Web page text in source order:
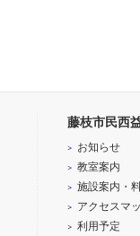
藤枝市民西
お知らせ
教室案内
施設案内・
アクセスマ
利用予定